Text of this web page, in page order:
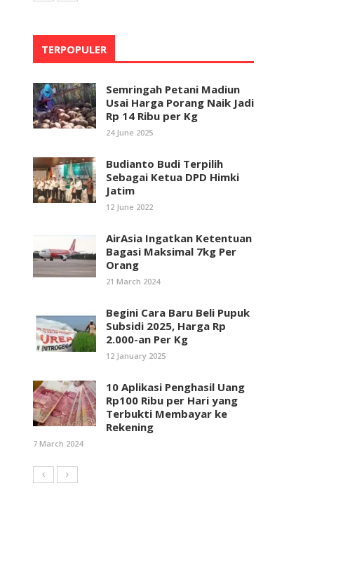
TERPOPULER
Semringah Petani Madiun
Usai Harga Porang Naik Jadi
Rp 14 Ribu per Kg
24 June 2025
Budianto Budi Terpilih
Sebagai Ketua DPD Himki
Jatim
12 June 2022
AirAsia Ingatkan Ketentuan
Bagasi Maksimal 7kg Per
Orang
21 March 2024
Begini Cara Baru Beli Pupuk
Subsidi 2025, Harga Rp
2.000-an Per Kg
12 January 2025
10 Aplikasi Penghasil Uang
Rp100 Ribu per Hari yang
Terbukti Membayar ke
Rekening
7 March 2024